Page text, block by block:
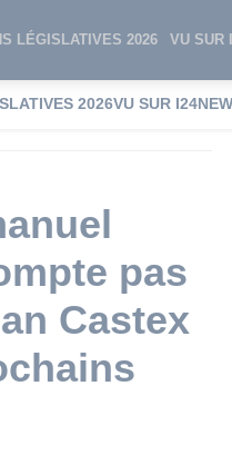
LÉGISLATIVES 2026 VU SUR
2026VU SUR
pas
Castex